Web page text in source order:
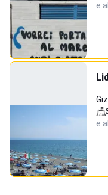
e
e